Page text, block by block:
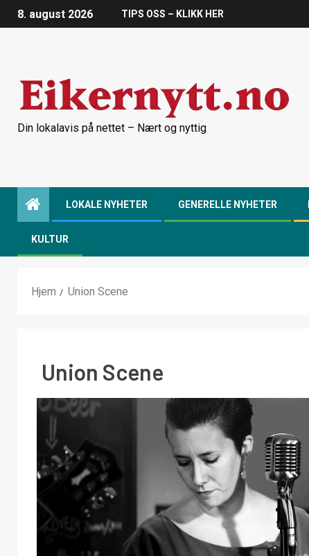
8. august 2026 TIPS OSS – KLIKK HER
Din lokalavis på nettet – Nært og nyttig
LOKALE NYHETER GENERELLE NYHETER
KULTUR
Hjem Union Scene
Union Scene